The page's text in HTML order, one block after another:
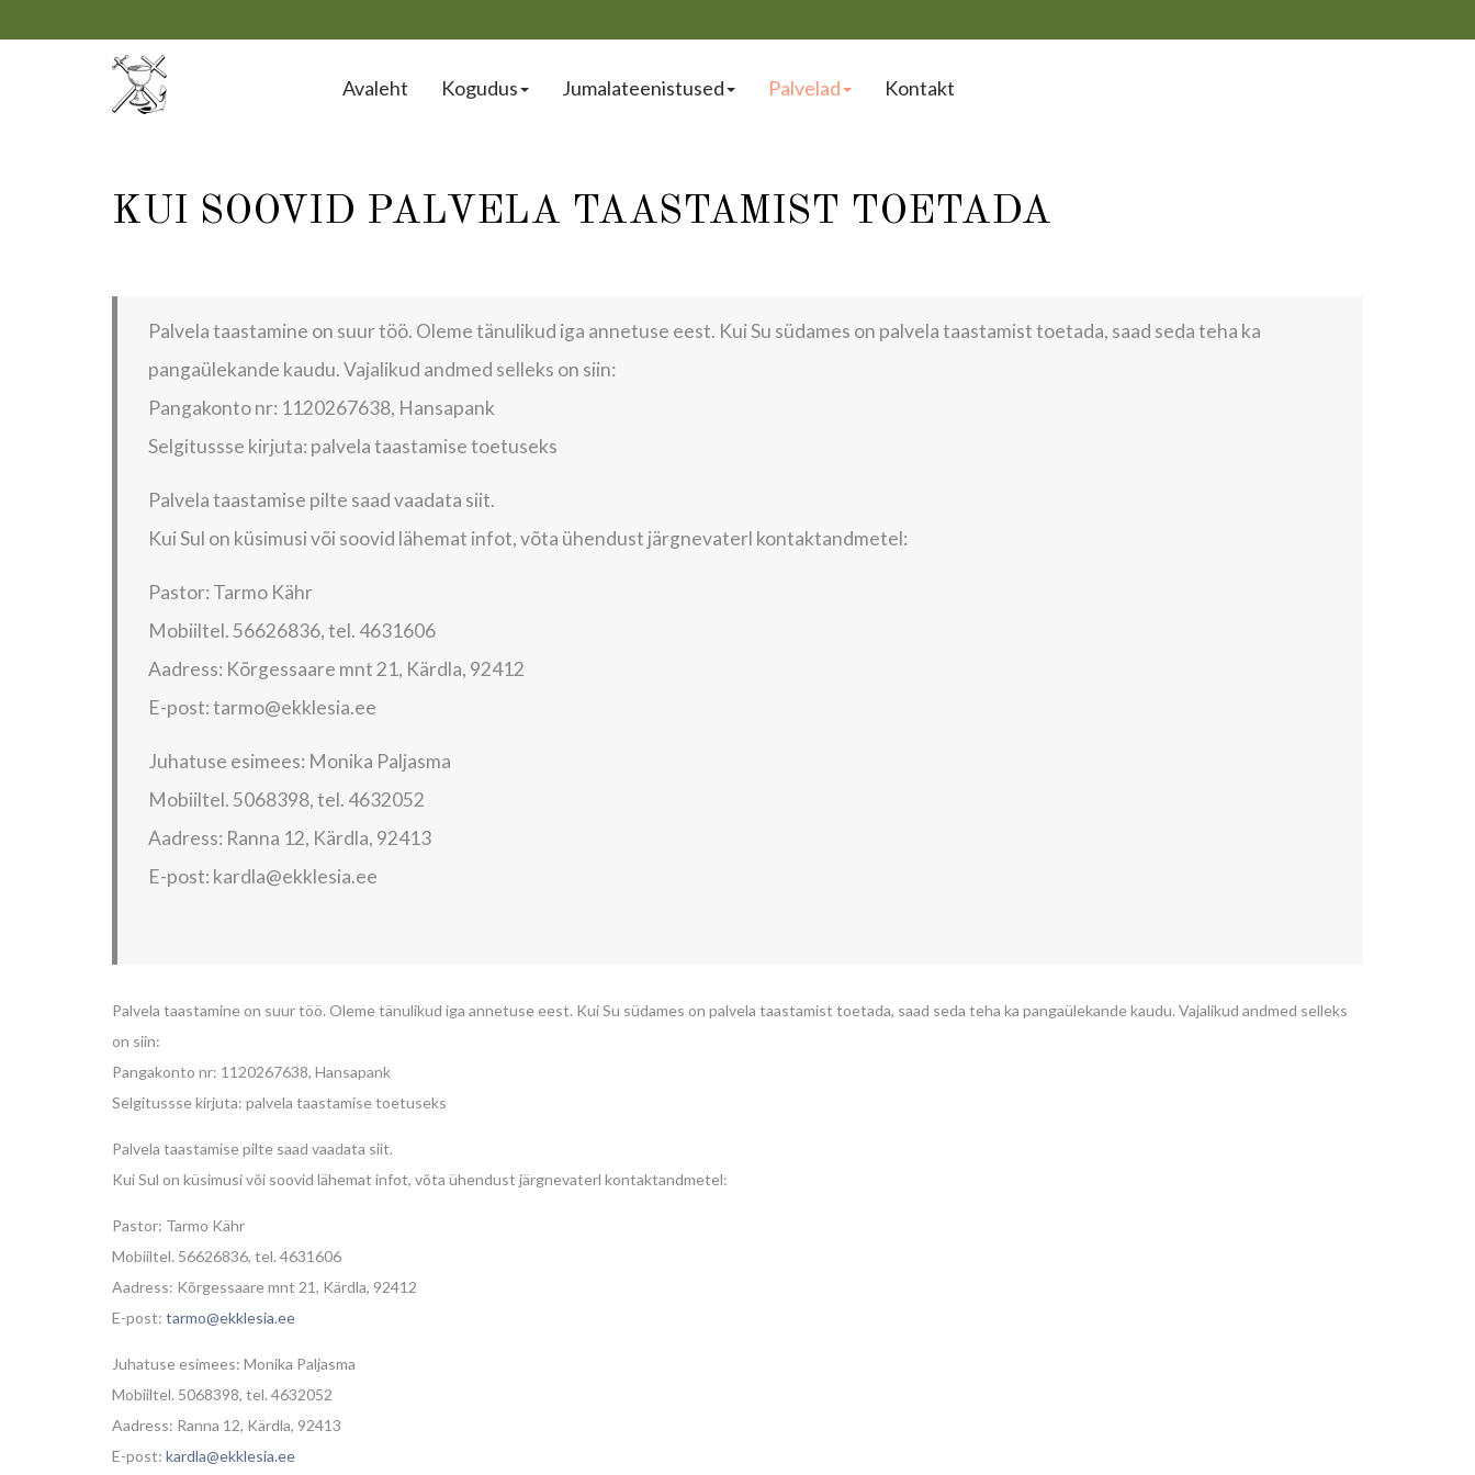
Avaleht Kogudus Jumalateenistused Palvelad Kontakt
KUI SOOVID PALVELA TAASTAMIST TOETADA
Palvela taastamine on suur töö. Oleme tänulikud iga annetuse eest. Kui Su südames on palvela taastamist toetada, saad seda teha ka
pangaülekande kaudu. Vajalikud andmed selleks on siin:
Pangakonto nr: 1120267638, Hansapank
Selgitussse kirjuta: palvela taastamise toetuseks
Palvela taastamise pilte saad vaadata siit.
Kui Sul on küsimusi või soovid lähemat infot, võta ühendust järgnevaterl kontaktandmetel:
Pastor: Tarmo Kähr
Mobiiltel. 56626836, tel. 4631606
Aadress: Kõrgessaare mnt 21, Kärdla, 92412
E-post: tarmo@ekklesia.ee
Juhatuse esimees: Monika Paljasma
Mobiiltel. 5068398, tel. 4632052
Aadress: Ranna 12, Kärdla, 92413
E-post: kardla@ekklesia.ee
Palvela taastamine on suur töö. Oleme tänulikud iga annetuse eest. Kui Su südames on palvela taastamist toetada, saad seda teha ka pangaülekande kaudu. Vajalikud andmed selleks
on siin:
Pangakonto nr: 1120267638, Hansapank
Selgitussse kirjuta: palvela taastamise toetuseks
Palvela taastamise pilte saad vaadata siit.
Kui Sul on küsimusi või soovid lähemat infot, võta ühendust järgnevaterl kontaktandmetel:
Pastor: Tarmo Kähr
Mobiiltel. 56626836, tel. 4631606
Aadress: Kõrgessaare mnt 21, Kärdla, 92412
E-post: tarmo@ekklesia.ee
Juhatuse esimees: Monika Paljasma
Mobiiltel. 5068398, tel. 4632052
Aadress: Ranna 12, Kärdla, 92413
E-post: kardla@ekklesia.ee